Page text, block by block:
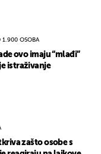
1.900 OSOBA
ovo imaju “mlađi”
istraživanje
zašto osobe s